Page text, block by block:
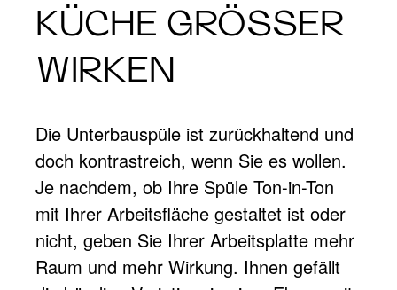
KÜCHE GRÖSSER W
IRKEN
Die Unterbauspüle ist zurückhaltend und
doch kontrastreich, wenn Sie es wollen.
Je nachdem, ob Ihre Spüle Ton-in-Ton
mit Ihrer Arbeitsfläche gestaltet ist oder
nicht, geben Sie Ihrer Arbeitsplatte mehr
Raum und mehr Wirkung. Ihnen gefällt